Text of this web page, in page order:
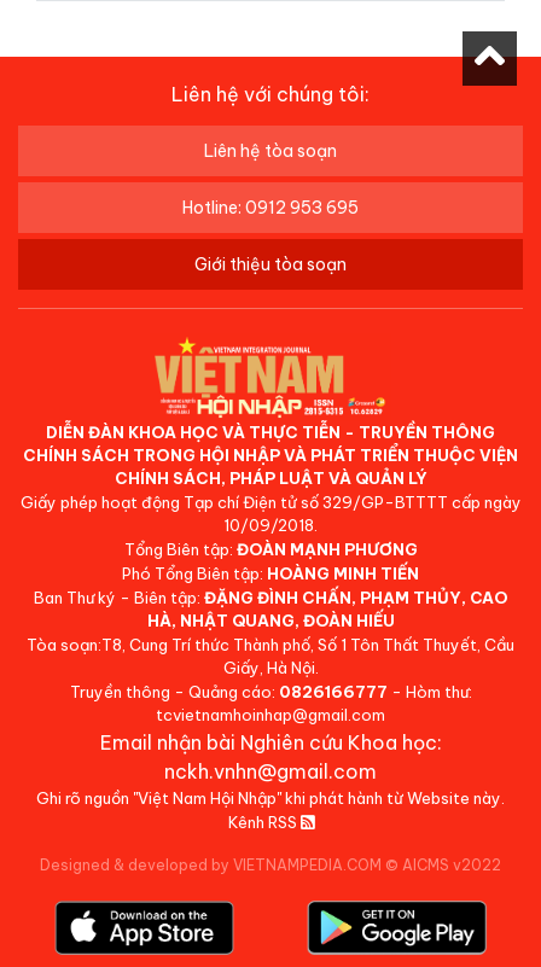
Liên hệ với chúng tôi:
Liên hệ tòa soạn
Hotline: 0912 953 695
Giới thiệu tòa soạn
DIỄN ĐÀN KHOA HỌC VÀ THỰC TIỄN - TRUYỀN THÔNG
CHÍNH SÁCH TRONG HỘI NHẬP VÀ PHÁT TRIỂN THUỘC VIỆN
CHÍNH SÁCH, PHÁP LUẬT VÀ QUẢN LÝ
Giấy phép hoạt động Tạp chí Điện tử số 329/GP-BTTTT cấp ngày
10/09/2018.
Tổng Biên tập: ĐOÀN MẠNH PHƯƠNG
Phó Tổng Biên tập: HOÀNG MINH TIẾN
Ban Thư ký - Biên tập: ĐẶNG ĐÌNH CHẤN, PHẠM THỦY, CAO
HÀ, NHẬT QUANG, ĐOÀN HIẾU
Tòa soạn:T8, Cung Trí thức Thành phố, Số 1 Tôn Thất Thuyết, Cầu
Giấy, Hà Nội.
Truyền thông - Quảng cáo: 0826166777 - Hòm thư:
tcvietnamhoinhap@gmail.com
Email nhận bài Nghiên cứu Khoa học:
nckh.vnhn@gmail.com
Ghi rõ nguồn "Việt Nam Hội Nhập" khi phát hành từ Website này.
Kênh RSS
Designed & developed by VIETNAMPEDIA.COM © AICMS v2022